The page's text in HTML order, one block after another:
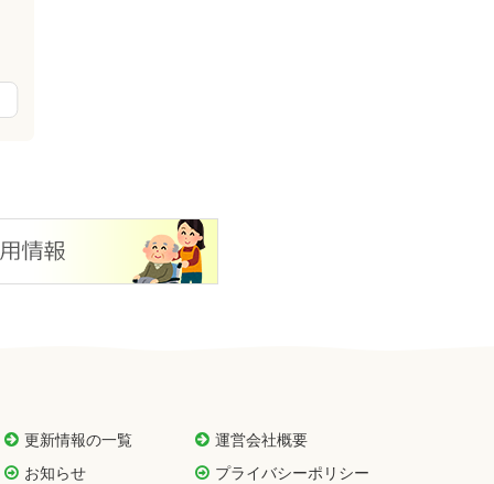
更新情報の一覧
お知らせ
運営会社概要
プライバシーポリシー